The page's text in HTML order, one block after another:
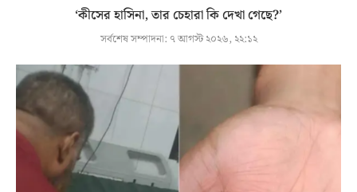
‘কীসের হাসিনা, তার চেহারা কি দেখা গেছে?’
সর্বশেষ সম্পাদনা: ৭ আগস্ট ২০২৬, ২২:১২